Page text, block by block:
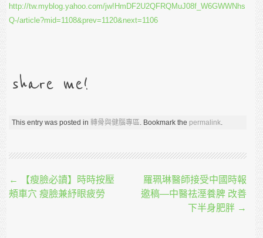
http://tw.myblog.yahoo.com/jw!HmDF2U2QFRQMuJ08f_W6GWWNhs
Q-/article?mid=1108&prev=1120&next=1106
share me!
This entry was posted in轉骨與健腦專區. Bookmark the permalink.
Post navigation
←
【瘦臉必讀】時時按壓
頰車穴 瘦臉兼紓眼疲勞
羅珮琳醫師接受中國時報
邀稿—中醫祛溼養脾 改善
下半身肥胖 →